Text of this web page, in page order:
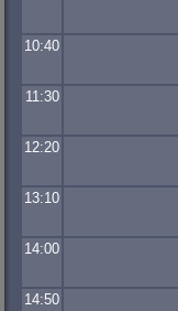
10:40
11:30
12:20
13:10
14:00
14:50